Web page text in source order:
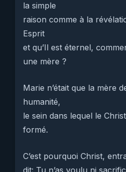
la simple
raison comme à la
Esprit
et qu’Il est éternel,
une mère ?
Marie n’était que la mère
humanité,
le sein dans lequel le
formé.
C’est pourquoi Christ,
dit: Tu n’as voulu ni